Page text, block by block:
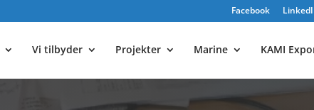
Facebook
Vi tilbyder Projekter Marine KAMI